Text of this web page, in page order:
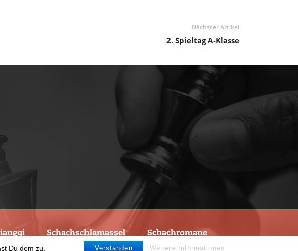
Du dem zu. Verstanden Weitere Informationen
Nächster Artikel
2. Spieltag A-Klasse
Schachschlamassel Schachromane